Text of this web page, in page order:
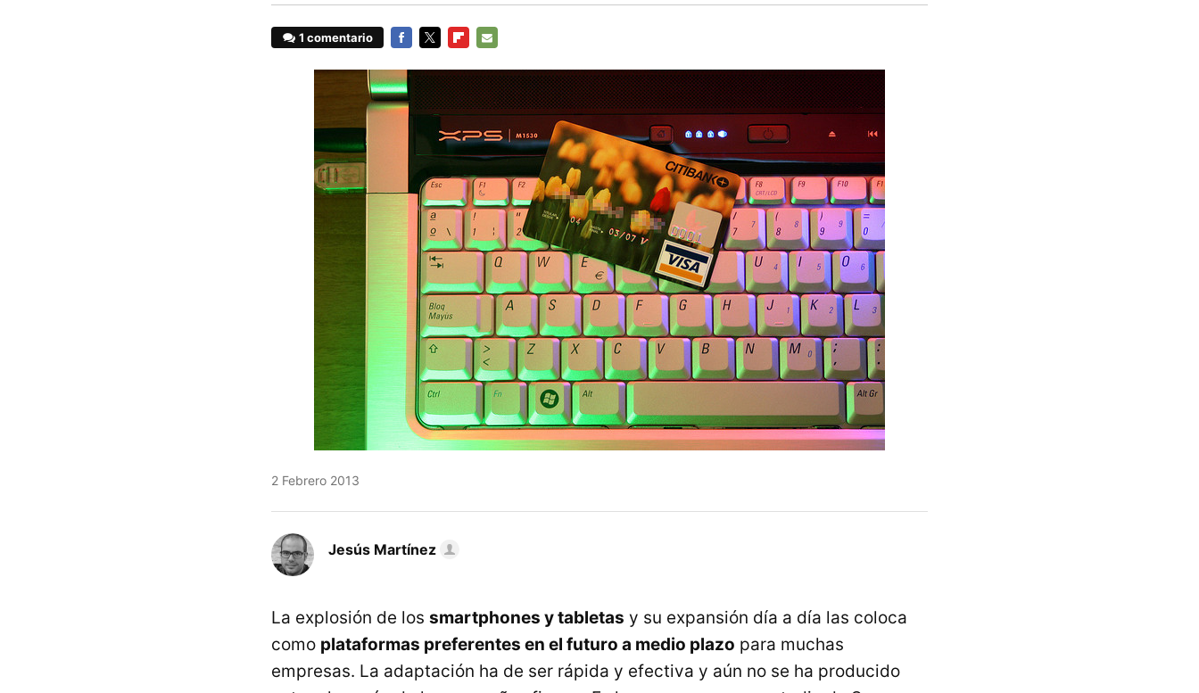
1 comentario
MAIL
2 Febrero 2013
Jesús Martínez
La explosión de los smartphones y tabletas y su expansión día a día las coloca
como plataformas preferentes en el futuro a medio plazo para muchas
empresas. La adaptación ha de ser rápida y efectiva y aún no se ha producido